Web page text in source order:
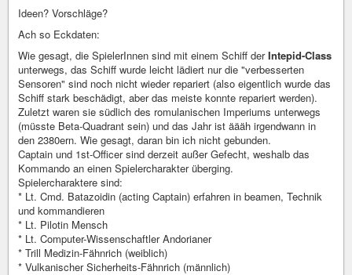
Ideen? Vorschläge?
Ach so Eckdaten:
Wie gesagt, die SpielerInnen sind mit einem Schiff derIntepid-Class
unterwegs, das Schiff wurde leicht lädiert nur die "verbesserten
Sensoren" sind noch nicht wieder repariert (also eigentlich wurde das
Schiff stark beschädigt, aber das meiste konnte repariert werden).
Zuletzt waren sie südlich des romulanischen Imperiums unterwegs
(müsste Beta-Quadrant sein) und das Jahr ist äääh irgendwann in
den 2380ern. Wie gesagt, daran bin ich nicht gebunden.
Captain und 1st-Officer sind derzeit außer Gefecht, weshalb das
Kommando an einen Spielercharakter überging.
Spielercharaktere sind:
* Lt. Cmd. Batazoidin (acting Captain) erfahren in beamen, Technik
und kommandieren
* Lt. Pilotin Mensch
* Lt. Computer-Wissenschaftler Andorianer
* Trill Medizin-Fähnrich (weiblich)
* Vulkanischer Sicherheits-Fähnrich (männlich)